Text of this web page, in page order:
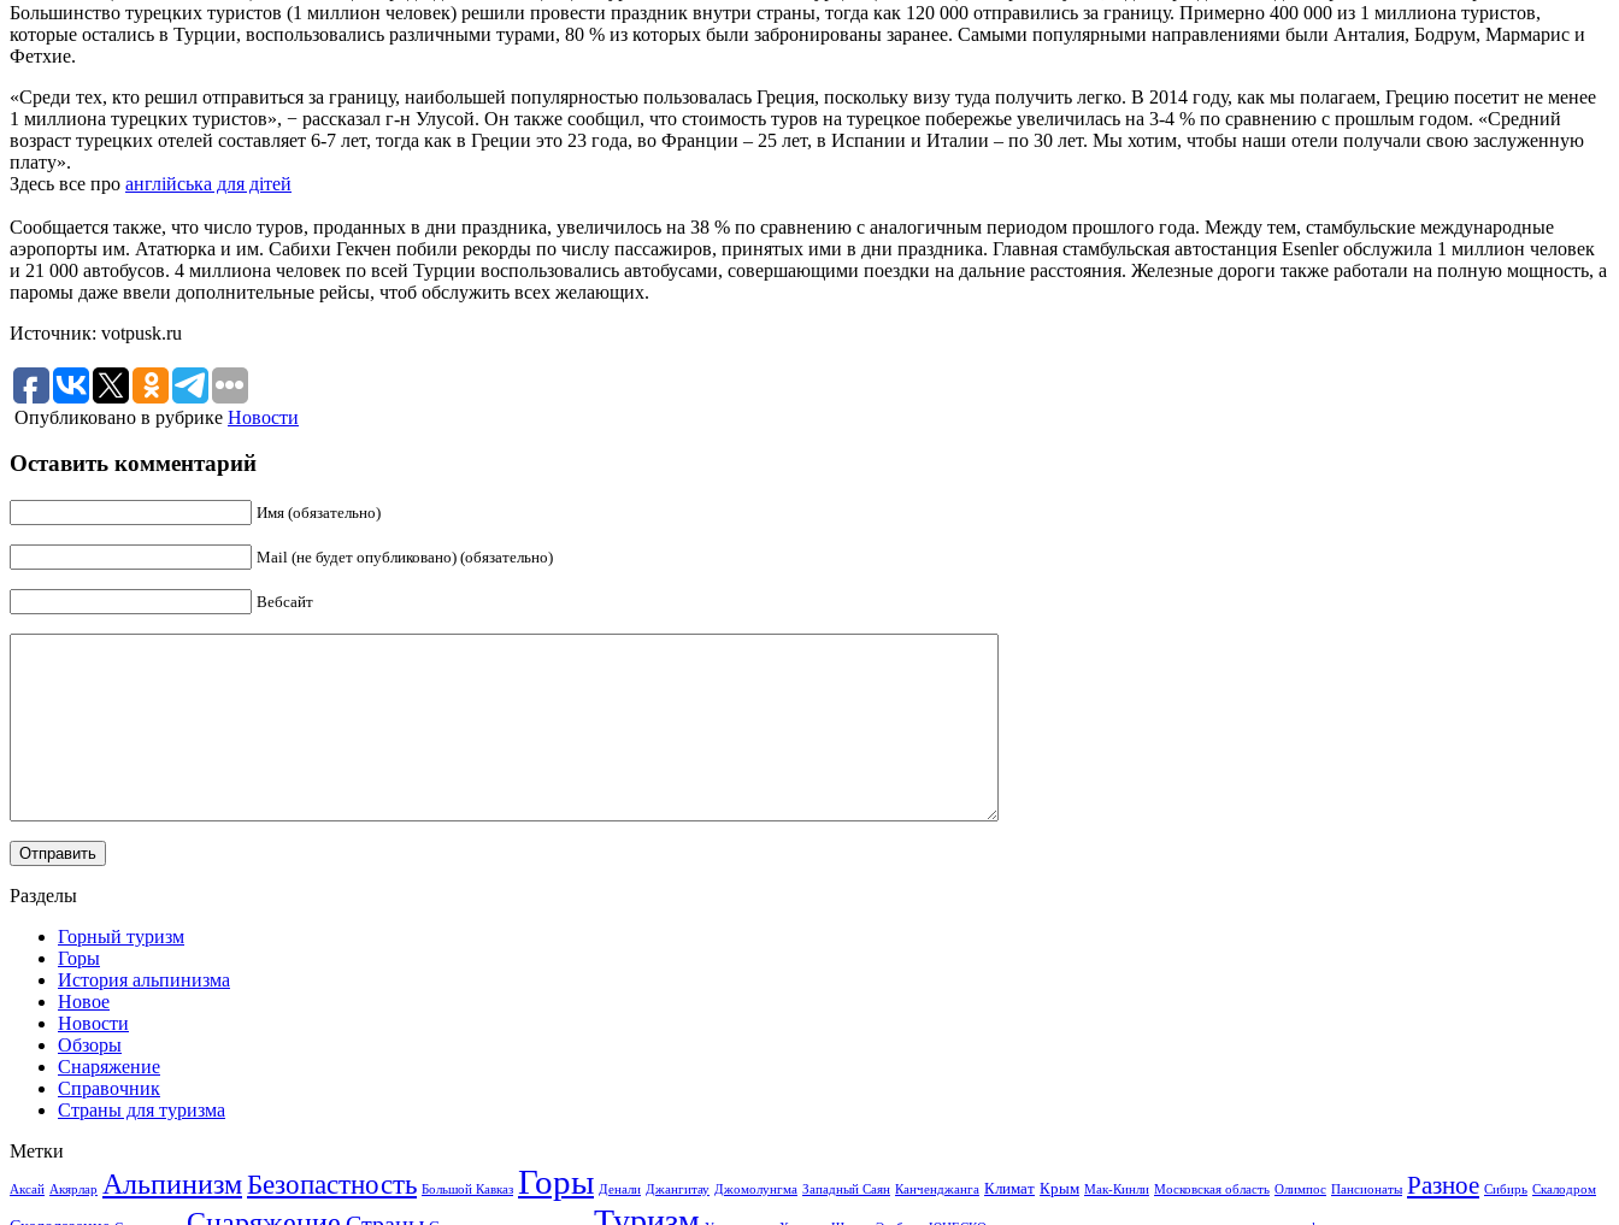
Большинство турецких туристов (1 миллион человек) решили провести праздник внутри страны, тогда как 120 000 отправились за границу. Примерно 400 000 из 1 миллиона туристов,
которые остались в Турции, воспользовались различными турами, 80 % из которых были забронированы заранее. Самыми популярными направлениями были Анталия, Бодрум, Мармарис и
Фетхие.
«Среди тех, кто решил отправиться за границу, наибольшей популярностью пользовалась Греция, поскольку визу туда получить легко. В 2014 году, как мы полагаем, Грецию посетит не менее
1 миллиона турецких туристов», − рассказал г-н Улусой. Он также сообщил, что стоимость туров на турецкое побережье увеличилась на 3-4 % по сравнению с прошлым годом. «Средний
возраст турецких отелей составляет 6-7 лет, тогда как в Греции это 23 года, во Франции – 25 лет, в Испании и Италии – по 30 лет. Мы хотим, чтобы наши отели получали свою заслуженную
плату».
Здесь все про англійська для дітей
Сообщается также, что число туров, проданных в дни праздника, увеличилось на 38 % по сравнению с аналогичным периодом прошлого года. Между тем, стамбульские международные
аэропорты им. Ататюрка и им. Сабихи Гекчен побили рекорды по числу пассажиров, принятых ими в дни праздника. Главная стамбульская автостанция Esenler обслужила 1 миллион человек
и 21 000 автобусов. 4 миллиона человек по всей Турции воспользовались автобусами, совершающими поездки на дальние расстояния. Железные дороги также работали на полную мощность, а
паромы даже ввели дополнительные рейсы, чтоб обслужить всех желающих.
Источник: votpusk.ru
Опубликовано в рубрике Новости
Оставить комментарий
Имя (обязательно)
Mail (не будет опубликовано) (обязательно)
Вебсайт
Разделы
Горный туризм
Горы
История альпинизма
Новое
Новости
Обзоры
Снаряжение
Справочник
Страны для туризма
Метки
Аксай Акярлар АльпинизмБезопастность Большой Кавказ Горы Денали Джангитау Джомолунгма Западный Саян Канченджанга Климат Крым Мак-Кинли Московская область Олимпос Пансионаты Разное Сибирь Скалодром